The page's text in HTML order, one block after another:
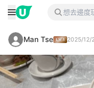
Man Tse 2025/12/